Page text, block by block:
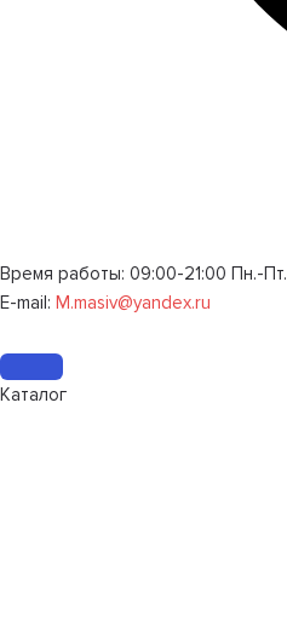
Время работы: 09:00-21:00 Пн.-Пт.
E-mail: M.masiv@yandex.ru
Каталог